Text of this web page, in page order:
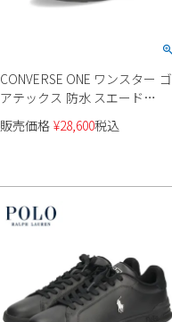
CONVERSE ONE ワンスター ゴ
アテックス 防水 スエード
35200820 メンズ
販売価格 ¥28,600税込